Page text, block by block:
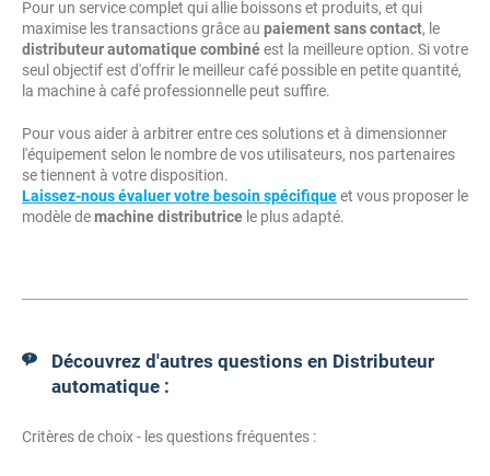
Pour un service complet qui allie boissons et produits, et qui
maximise les transactions grâce au paiement sans contact, le
distributeur automatique combinéest la meilleure option. Si votre
seul objectif est d'offrir le meilleur café possible en petite quantité,
la machine à café professionnelle peut suffire.
Pour vous aider à arbitrer entre ces solutions et à dimensionner
l'équipement selon le nombre de vos utilisateurs, nos partenaires
se tiennent à votre disposition.
Laissez-nous évaluer votre besoin spécifiqueet vous proposer le
modèle demachine distributrice le plus adapté.
Découvrez d'autres questions en Distributeur
automatique :
Critères de choix - les questions fréquentes :